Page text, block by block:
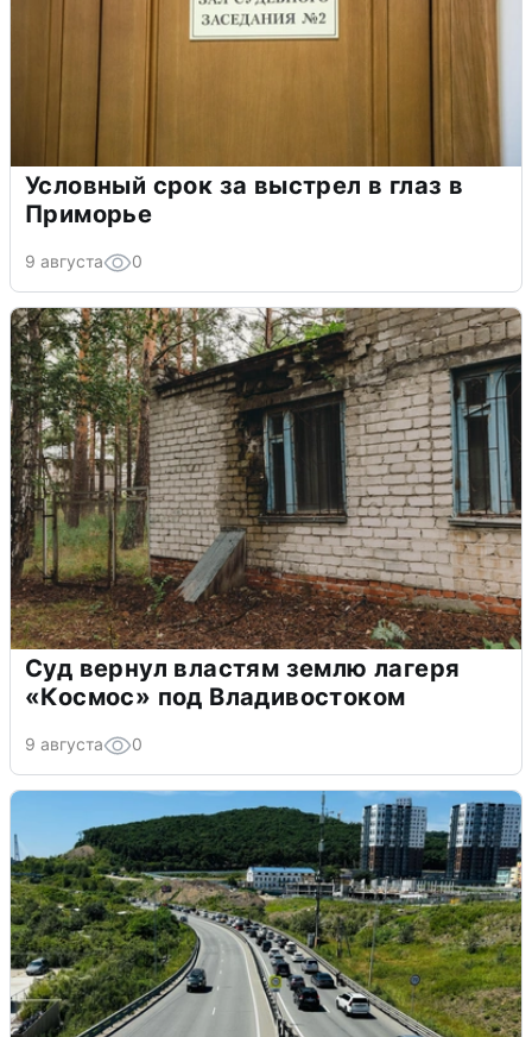
Условный срок за выстрел в глаз в
Приморье
9 августа 0
Суд вернул властям землю лагеря
«Космос» под Владивостоком
9 августа 0